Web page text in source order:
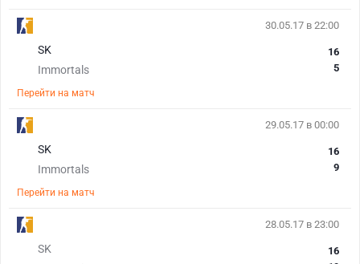
30.05.17 в 22:00
SK
Immortals
16
5
Перейти на матч
29.05.17 в 00:00
SK
Immortals
16
9
Перейти на матч
28.05.17 в 23:00
SK
16